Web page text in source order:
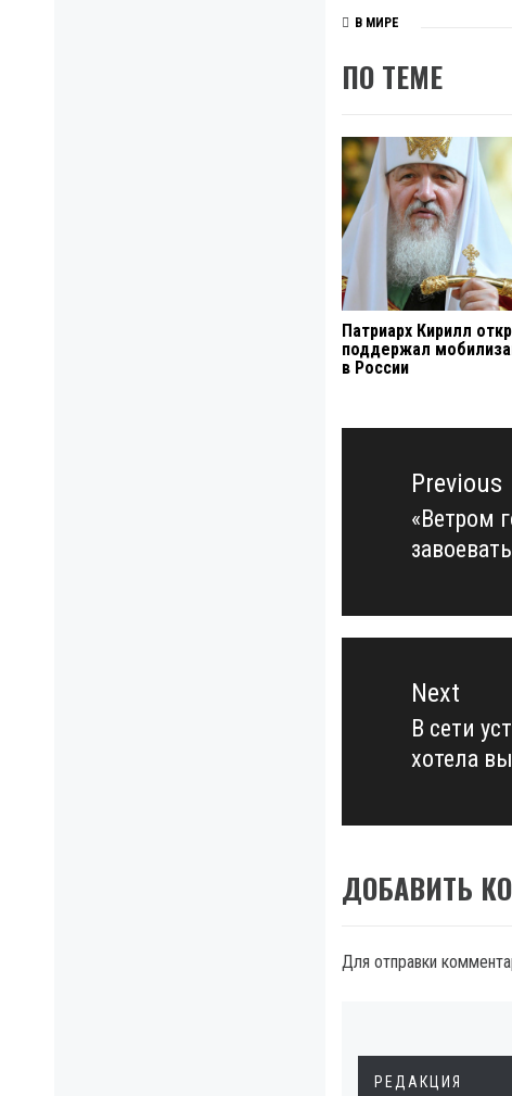
В МИРЕ
ПО ТЕМЕ
Патриарх Кирилл
поддержал
в России
Навигация
записямPrevious
Previous
post:
«Ветром
Next
Next
post:
В сети
хотела
ДОБАВИТЬ
Для отправки
РЕДАКЦИЯ